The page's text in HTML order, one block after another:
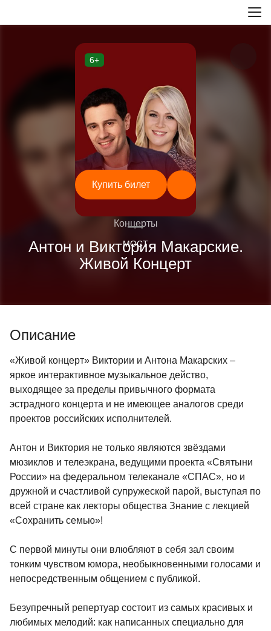
6+
Концерты
Антон и Виктория Макарские.
Живой Концерт
Купить билет
—
МОСТ
Описание
«Живой концерт» Виктории и Антона Макарских –
яркое интерактивное музыкальное действо,
выходящее за пределы привычного формата
эстрадного концерта и не имеющее аналогов среди
проектов российских исполнителей.
Антон и Виктория не только являются звёздами
мюзиклов и телеэкрана, ведущими проекта «Святыни
России» на федеральном телеканале «СПАС», но и
дружной и счастливой супружеской парой, выступая по
всей стране как лекторы общества Знание с лекцией
«Сохранить семью»!
С первой минуты они влюбляют в себя зал своим
тонким чувством юмора, необыкновенными голосами и
непосредственным общением с публикой.
Безупречный репертуар состоит из самых красивых и
любимых мелодий: как написанных специально для